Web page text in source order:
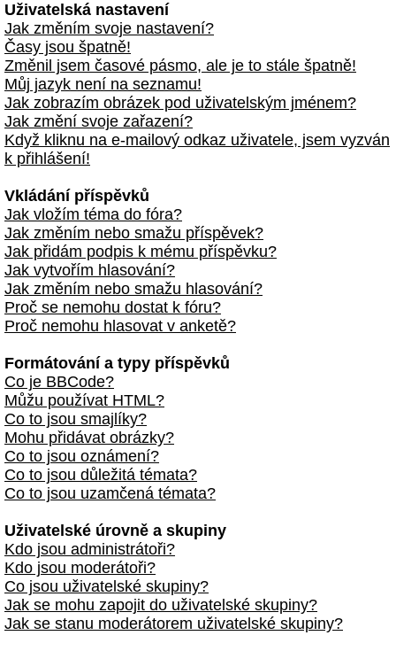
Uživatelská nastavení
Jak změním svoje nastavení?
Časy jsou špatně!
Změnil jsem časové pásmo, ale je to stále špatně!
Můj jazyk není na seznamu!
Jak zobrazím obrázek pod uživatelským jménem?
Jak změní svoje zařazení?
Když kliknu na e-mailový odkaz uživatele, jsem vyzván
k přihlášení!
Vkládání příspěvků
Jak vložím téma do fóra?
Jak změním nebo smažu příspěvek?
Jak přidám podpis k mému příspěvku?
Jak vytvořím hlasování?
Jak změním nebo smažu hlasování?
Proč se nemohu dostat k fóru?
Proč nemohu hlasovat v anketě?
Formátování a typy příspěvků
Co je BBCode?
Můžu používat HTML?
Co to jsou smajlíky?
Mohu přidávat obrázky?
Co to jsou oznámení?
Co to jsou důležitá témata?
Co to jsou uzamčená témata?
Uživatelské úrovně a skupiny
Kdo jsou administrátoři?
Kdo jsou moderátoři?
Co jsou uživatelské skupiny?
Jak se mohu zapojit do uživatelské skupiny?
Jak se stanu moderátorem uživatelské skupiny?